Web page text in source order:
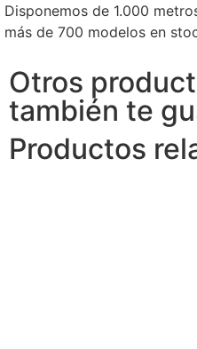
Disponemos de 1.000
más de 700 modelos en
Otros
también te
Productos